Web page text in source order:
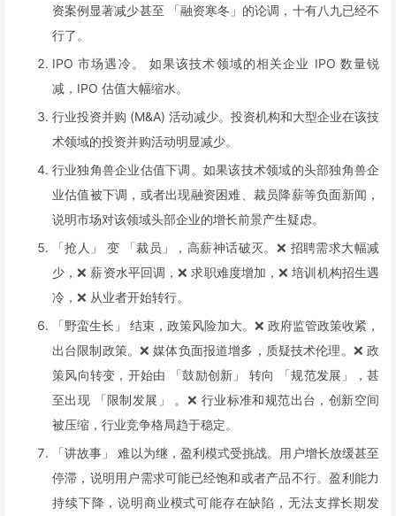
资案例显著减少甚至 「融资寒冬」的论调，十有八九已经不
行了。
IPO 市场遇冷。 如果该技术领域的相关企业 IPO 数量锐
减，IPO 估值大幅缩水。
行业投资并购 (M&A) 活动减少。投资机构和大型企业在该技
术领域的投资并购活动明显减少。
行业独角兽企业估值下调。如果该技术领域的头部独角兽企
业估值被下调，或者出现融资困难、裁员降薪等负面新闻，
说明市场对该领域头部企业的增长前景产生疑虑。
「抢人」 变 「裁员」，高薪神话破灭。❌ 招聘需求大幅减
少，❌ 薪资水平回调，❌ 求职难度增加，❌ 培训机构招生遇
冷，❌ 从业者开始转行。
「野蛮生长」 结束，政策风险加大。❌ 政府监管政策收紧，
出台限制政策。❌ 媒体负面报道增多，质疑技术伦理。❌ 政
策风向转变，开始由 「鼓励创新」 转向 「规范发展」，甚
至出现 「限制发展」 。❌ 行业标准和规范出台，创新空间
被压缩，行业竞争格局趋于稳定。
「讲故事」 难以为继，盈利模式受挑战。用户增长放缓甚至
停滞，说明用户需求可能已经饱和或者产品不行。盈利能力
持续下降，说明商业模式可能存在缺陷，无法支撑长期发